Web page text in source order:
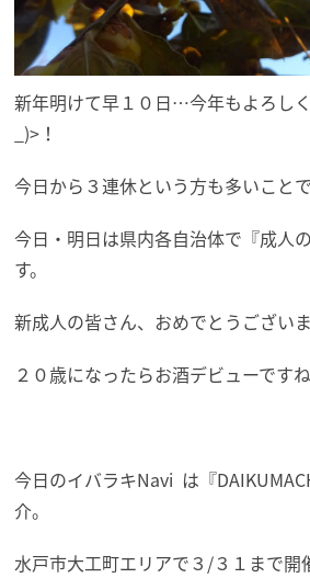
新年明けて早１０日…今年もよろし
_)>！
今日から３連休という方も多いことで
今日・明日は県内各自治体で『成人
す。
新成人の皆さん、おめでとうござい
２０歳になったらお酒デビューです
今日のイバラキNavi は『
介。
水戸市大工町エリアで３/３１まで開